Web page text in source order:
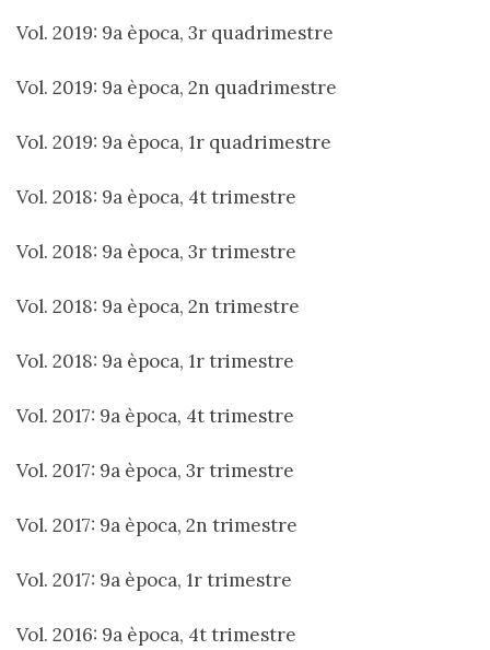
Vol. 2019: 9a època, 3r quadrimestre
Vol. 2019: 9a època, 2n quadrimestre
Vol. 2019: 9a època, 1r quadrimestre
Vol. 2018: 9a època, 4t trimestre
Vol. 2018: 9a època, 3r trimestre
Vol. 2018: 9a època, 2n trimestre
Vol. 2018: 9a època, 1r trimestre
Vol. 2017: 9a època, 4t trimestre
Vol. 2017: 9a època, 3r trimestre
Vol. 2017: 9a època, 2n trimestre
Vol. 2017: 9a època, 1r trimestre
Vol. 2016: 9a època, 4t trimestre